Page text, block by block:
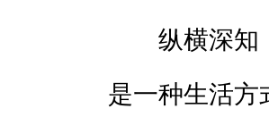
纵横深知，
是一种生活方